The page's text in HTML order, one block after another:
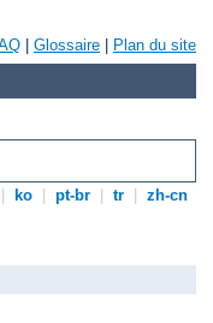
Glossaire Plan du site
ko pt-br tr zh-cn